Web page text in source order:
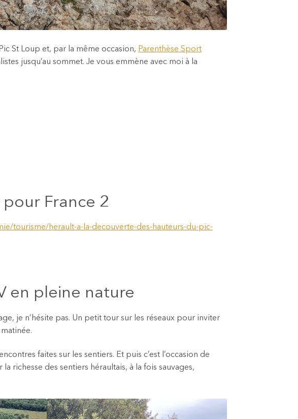
St Loup et, par la même occasion, Parenthèse Sport
jusqu’au sommet. Je vous emmène avec moi à la
France 2
tourisme/herault-a-la-decouverte-des-hauteurs-du-pic-
en pleine nature
je n’hésite pas. Un petit tour sur les réseaux pour inviter
faites sur les sentiers. Et puis c’est l’occasion de
richesse des sentiers héraultais, à la fois sauvages,